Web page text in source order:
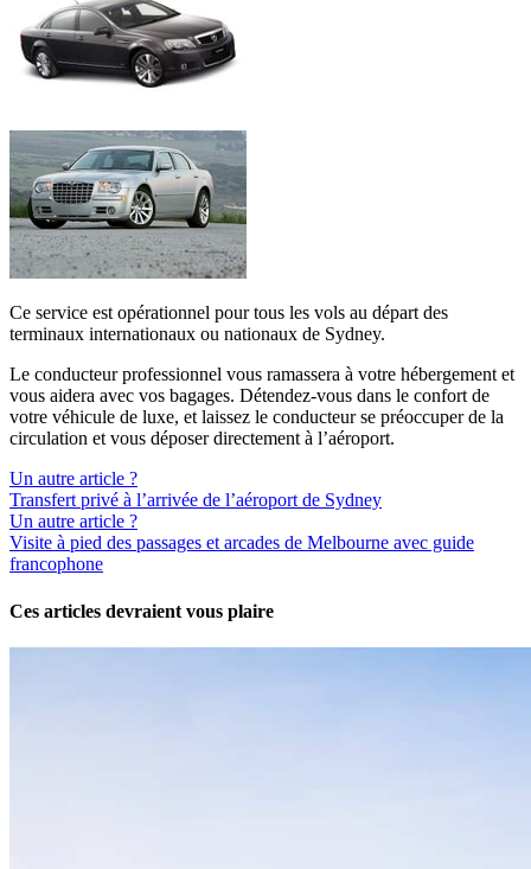
Ce service est opérationnel pour tous les vols au départ des
terminaux internationaux ou nationaux de Sydney.
Le conducteur professionnel vous ramassera à votre hébergement et
vous aidera avec vos bagages. Détendez-vous dans le confort de
votre véhicule de luxe, et laissez le conducteur se préoccuper de la
circulation et vous déposer directement à l’aéroport.
Un autre article ?
Transfert privé à l’arrivée de l’aéroport de Sydney
Un autre article ?
Visite à pied des passages et arcades de Melbourne avec guide
francophone
Ces articles devraient vous plaire